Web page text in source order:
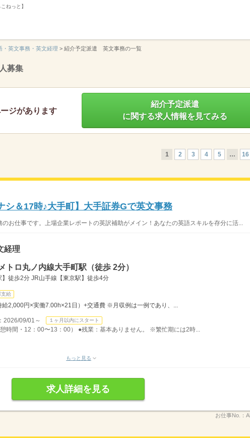
ねっと】
・英文事務・英文経理 > 紹介予定派遣 英文事務の一覧
募集
ジがあります
紹介予定派遣
に関する求人情報を見てみる
1 2 3 4 5 … 16
シ＆17時♪大手町】大手証券Gで英文事務
お仕事です。上場企業レポートの英訳補助がメイン！あなたの英語スキルを存分に活...
経理
トロ丸ノ内線大手町駅（徒歩 2分）
徒歩2分 JR山手線【東京駅】徒歩4分
支給
給2,000円×実働7.00h×21日）+交通費 ※月収例は一例であり、...
09/01～ １ヶ月以内にスタート
時間・12：00〜13：00） ●残業：基本ありません。 ※繁忙期には2時...
もっと見る
求人詳細を見る
お仕事No.：